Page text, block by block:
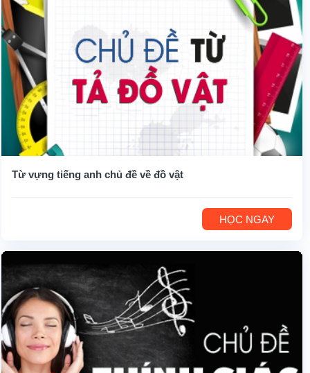
Từ vựng tiếng anh chủ đề về đồ vật
HỌC NGAY